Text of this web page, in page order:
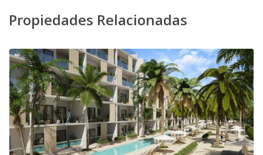
Propiedades Relacionadas